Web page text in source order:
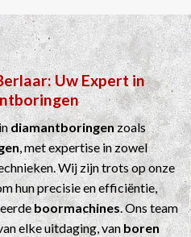
: Uw Expert in
diamantboringenzoals
, met expertise in zowel
Wij zijn trots op onze
hun precisie en efficiëntie,
boormachines. Ons team
elke uitdaging, vanboren